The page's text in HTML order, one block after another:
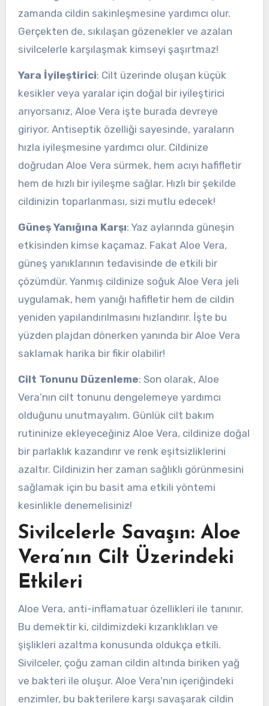
zamanda cildin sakinleşmesine yardımcı olur.
Gerçekten de, sıkılaşan gözenekler ve azalan
sivilcelerle karşılaşmak kimseyi şaşırtmaz!
Yara İyileştirici: Cilt üzerinde oluşan küçük
kesikler veya yaralar için doğal bir iyileştirici
arıyorsanız, Aloe Vera işte burada devreye
giriyor. Antiseptik özelliği sayesinde, yaraların
hızla iyileşmesine yardımcı olur. Cildinize
doğrudan Aloe Vera sürmek, hem acıyı hafifletir
hem de hızlı bir iyileşme sağlar. Hızlı bir şekilde
cildinizin toparlanması, sizi mutlu edecek!
Güneş Yanığına Karşı: Yaz aylarında güneşin
etkisinden kimse kaçamaz. Fakat Aloe Vera,
güneş yanıklarının tedavisinde de etkili bir
çözümdür. Yanmış cildinize soğuk Aloe Vera jeli
uygulamak, hem yanığı hafifletir hem de cildin
yeniden yapılandırılmasını hızlandırır. İşte bu
yüzden plajdan dönerken yanında bir Aloe Vera
saklamak harika bir fikir olabilir!
Cilt Tonunu Düzenleme: Son olarak, Aloe
Vera’nın cilt tonunu dengelemeye yardımcı
olduğunu unutmayalım. Günlük cilt bakım
rutininize ekleyeceğiniz Aloe Vera, cildinize doğal
bir parlaklık kazandırır ve renk eşitsizliklerini
azaltır. Cildinizin her zaman sağlıklı görünmesini
sağlamak için bu basit ama etkili yöntemi
kesinlikle denemelisiniz!
Sivilcelerle Savaşın: Aloe
Vera’nın Cilt Üzerindeki
Etkileri
Aloe Vera, anti-inflamatuar özellikleri ile tanınır.
Bu demektir ki, cildimizdeki kızarıklıkları ve
şişlikleri azaltma konusunda oldukça etkili.
Sivilceler, çoğu zaman cildin altında biriken yağ
ve bakteri ile oluşur. Aloe Vera'nın içeriğindeki
enzimler, bu bakterilere karşı savaşarak cildin